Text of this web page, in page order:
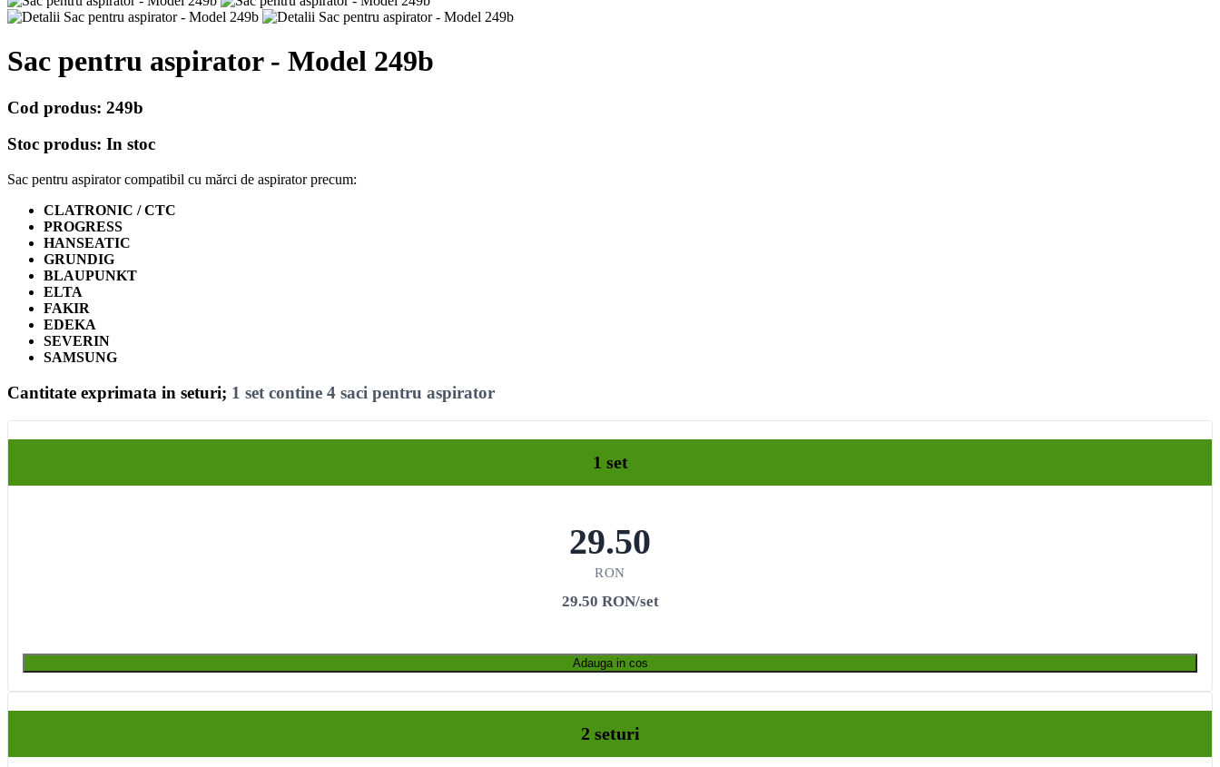
Sac pentru aspirator - Model 249b
Cod produs: 249b
Stoc produs: In stoc
Sac pentru aspirator compatibil cu mărci de aspirator precum:
CLATRONIC / CTC
PROGRESS
HANSEATIC
GRUNDIG
BLAUPUNKT
ELTA
FAKIR
EDEKA
SEVERIN
SAMSUNG
Cantitate exprimata in seturi; 1 set contine 4 saci pentru aspirator
1 set
29.50
RON
29.50 RON/set
Adauga in cos
2 seturi